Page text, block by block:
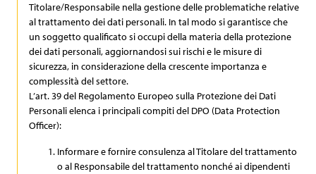
Titolare/Responsabile nella gestione delle problematiche relative
al trattamento dei dati personali. In tal modo si garantisce che
un soggetto qualificato si occupi della materia della protezione
dei dati personali, aggiornandosi sui rischi e le misure di
sicurezza, in considerazione della crescente importanza e
complessità del settore.
L’art. 39 del Regolamento Europeo sulla Protezione dei Dati
Personali elenca i principali compiti del DPO (Data Protection
Officer):
Informare e fornire consulenza al Titolare del trattamento
o al Responsabile del trattamento nonché ai dipendenti